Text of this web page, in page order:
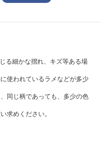
る細かな摺れ、キズ等ある場
使われているラメなどが多少
同じ柄であっても、多少の色
求めください。